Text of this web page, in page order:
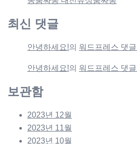
최신 댓글
안녕하세요!의 워드프레스 댓
안녕하세요!의 워드프레스 댓
보관함
2023년 12월
2023년 11월
2023년 10월